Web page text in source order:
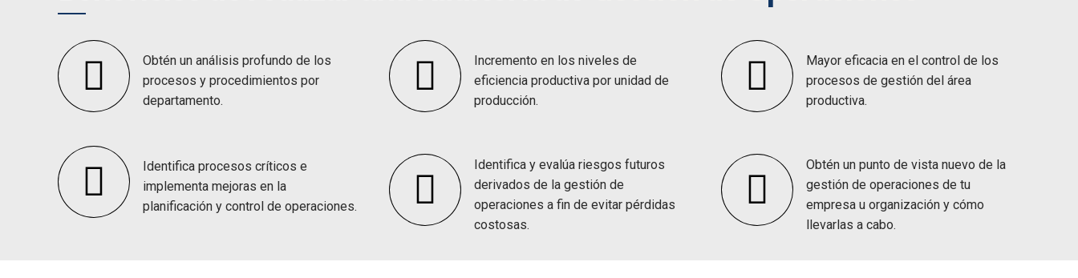
Obtén un análisis profundo de los
procesos y procedimientos por
departamento.
Incremento en los niveles de
eficiencia productiva por unidad de
producción.
Mayor eficacia en el control de los
procesos de gestión del área
productiva.
Identifica procesos críticos e
implementa mejoras en la
planificación y control de operaciones.
Identifica y evalúa riesgos futuros
derivados de la gestión de
operaciones a fin de evitar pérdidas
costosas.
Obtén un punto de vista nuevo de la
gestión de operaciones de tu
empresa u organización y cómo
llevarlas a cabo.